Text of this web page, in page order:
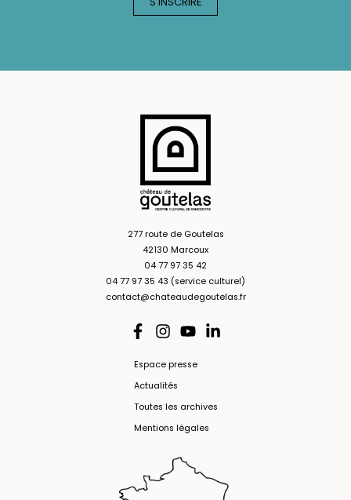
277 route de Goutelas
42130 Marcoux
04 77 97 35 42
04 77 97 35 43 (service culturel)
contact@chateaudegoutelas.fr
Espace presse
Actualités
Toutes les archives
Mentions légales